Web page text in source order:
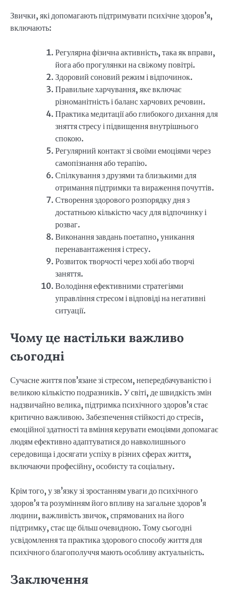
Звички, які допомагають підтримувати психічне здоров’я,
включають:
Регулярна фізична активність, така як вправи,
йога або прогулянки на свіжому повітрі.
Здоровий соновий режим і відпочинок.
Правильне харчування, яке включає
різноманітність і баланс харчових речовин.
Практика медитації або глибокого дихання для
зняття стресу і підвищення внутрішнього
спокою.
Регулярний контакт зі своїми емоціями через
самопізнання або терапію.
Спілкування з друзями та близькими для
отримання підтримки та вираження почуттів.
Створення здорового розпорядку дня з
достатньою кількістю часу для відпочинку і
розваг.
Виконання завдань поетапно, уникання
перенавантаження і стресу.
Розвиток творчості через хобі або творчі
заняття.
Володіння ефективними стратегіями
управління стресом і відповіді на негативні
ситуації.
Чому це настільки важливо
сьогодні
Сучасне життя пов’язане зі стресом, непередбачуваністю і
великою кількістю подразників. У світі, де швидкість змін
надзвичайно велика, підтримка психічного здоров’я стає
критично важливою. Забезпечення стійкості до стресів,
емоційної здатності та вміння керувати емоціями допомагає
людям ефективно адаптуватися до навколишнього
середовища і досягати успіху в різних сферах життя,
включаючи професійну, особисту та соціальну.
Крім того, у зв’язку зі зростанням уваги до психічного
здоров’я та розумінням його впливу на загальне здоров’я
людини, важливість звичок, спрямованих на його
підтримку, стає ще більш очевидною. Тому сьогодні
усвідомлення та практика здорового способу життя для
психічного благополуччя мають особливу актуальність.
Заключення